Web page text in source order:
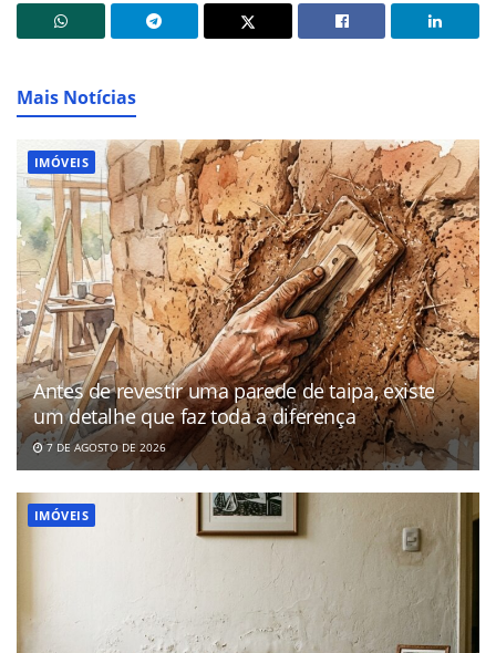
Mais Notícias
IMÓVEIS
Antes de revestir uma parede de taipa, existe
um detalhe que faz toda a diferença
7 DE AGOSTO DE 2026
IMÓVEIS